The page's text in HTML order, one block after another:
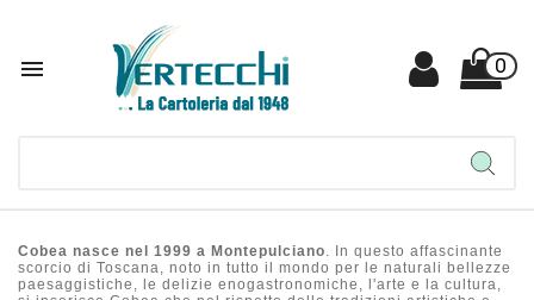
 0
Cobea nasce nel 1999 a Montepulciano. In questo affascinante
scorcio di Toscana, noto in tutto il mondo per le naturali bellezze
paesaggistiche, le delizie enogastronomiche, l'arte e la cultura,